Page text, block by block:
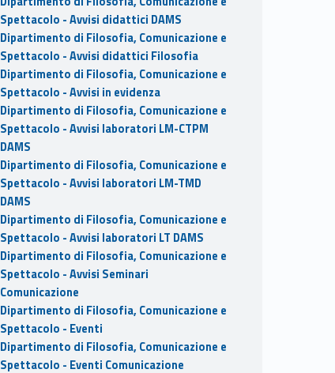
Spettacolo - Avvisi didattici DAMS
Dipartimento di Filosofia, Comunicazione e
Spettacolo - Avvisi didattici Filosofia
Dipartimento di Filosofia, Comunicazione e
Spettacolo - Avvisi in evidenza
Dipartimento di Filosofia, Comunicazione e
Spettacolo - Avvisi laboratori LM-CTPM
DAMS
Dipartimento di Filosofia, Comunicazione e
Spettacolo - Avvisi laboratori LM-TMD
DAMS
Dipartimento di Filosofia, Comunicazione e
Spettacolo - Avvisi laboratori LT DAMS
Dipartimento di Filosofia, Comunicazione e
Spettacolo - Avvisi Seminari
Comunicazione
Dipartimento di Filosofia, Comunicazione e
Spettacolo - Eventi
Dipartimento di Filosofia, Comunicazione e
Spettacolo - Eventi Comunicazione